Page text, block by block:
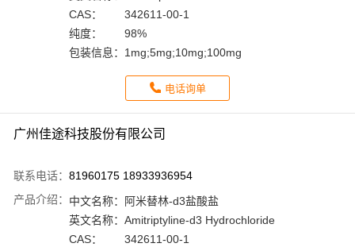
CAS：
342611-00-1
纯度：
98%
包装信息： 1mg;5mg;10mg;100mg
电话询单
广州佳途科技股份有限公司
联系电话： 81960175 18933936954
产品介绍： 中文名称：
阿米替林-d3盐酸盐
英文名称： Amitriptyline-d3 Hydrochloride
CAS：
342611-00-1